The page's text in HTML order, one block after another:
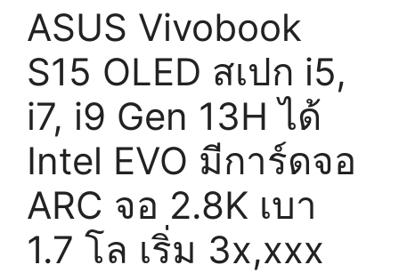
ASUS Vivobook
S15 OLED สเปก i5,
i7, i9 Gen 13H ได้
Intel EVO มีการ์ดจอ
ARC จอ 2.8K เบา
1.7 โล เริ่ม 3x,xxx